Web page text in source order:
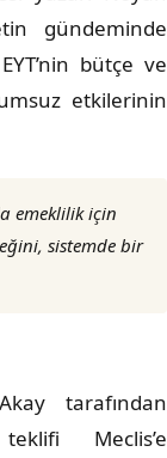
gündeminde
bütçe ve
etkilerinin
emeklilik için
sistemde bir
tarafından
Meclis’e